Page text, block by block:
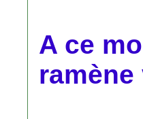
A ce